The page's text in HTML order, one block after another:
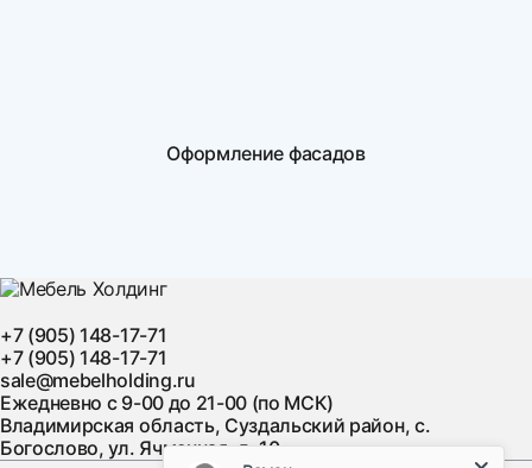
Оформление фасадов
+7 (905) 148-17-71
+7 (905) 148-17-71
sale@mebelholding.ru
Ежедневно с 9-00 до 21-00 (по МСК)
Владимирская область, Суздальский район, с.
Богослово, ул. Ячменная, д. 10